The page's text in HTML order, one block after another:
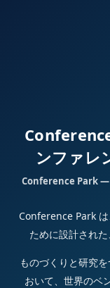
ンファレ
Conference Park —
Conference Park
ために設計され
ものづくりと研究
おいて、世界のベ